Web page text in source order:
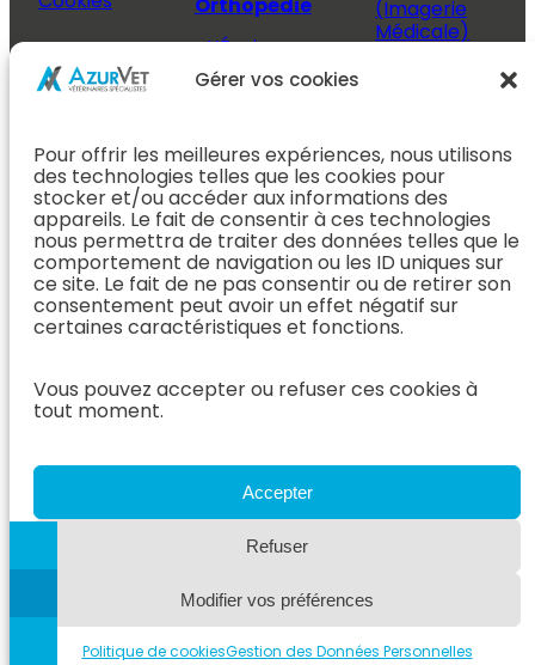
Gérer vos cookies
Pour offrir les meilleures expériences, nous utilisons
des technologies telles que les cookies pour
stocker et/ou accéder aux informations des
appareils. Le fait de consentir à ces technologies
nous permettra de traiter des données telles que le
comportement de navigation ou les ID uniques sur
ce site. Le fait de ne pas consentir ou de retirer son
consentement peut avoir un effet négatif sur
certaines caractéristiques et fonctions.
Vous pouvez accepter ou refuser ces cookies à
tout moment.
Accepter
Refuser
Modifier vos préférences
Politique de cookiesGestion des Données Personnelles
Propriétaire
Prendre
rendez-vous
Après mon
rendez-vous
Espace
Vétérinaire
cas
Nous rejoindre
AzurVet
L’Équipe
Chirurgie &
Orthopédie
(Chirurgie &
Orthopédie)
Dentisterie &
ORL
L’Équipe
Dentisterie &
ORL
(Dentisterie &
ORL)
L’Équipe
Hospitalisation
En Savoir Plus
(Hospitalisation)
(Imagerie
Médicale)
Médecine
Interne
En Savoir
Plus
(Médecine
Interne)
Neurologie
Neurologie
(Neurologie)
Plus
(Oncologie)